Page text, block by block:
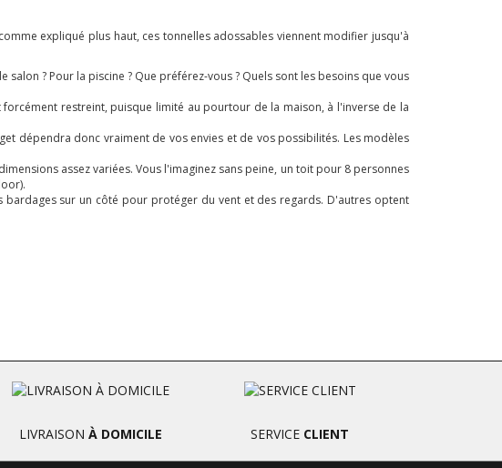
expliqué plus haut, ces tonnelles adossables viennent modifier jusqu'à
? Pour la piscine ? Que préférez-vous ? Quels sont les besoins que vous
restreint, puisque limité au pourtour de la maison, à l'inverse de la
dépendra donc vraiment de vos envies et de vos possibilités. Les modèles
assez variées. Vous l'imaginez sans peine, un toit pour 8 personnes
sur un côté pour protéger du vent et des regards. D'autres optent
LIVRAISON À DOMICILE SERVICE CLIENT